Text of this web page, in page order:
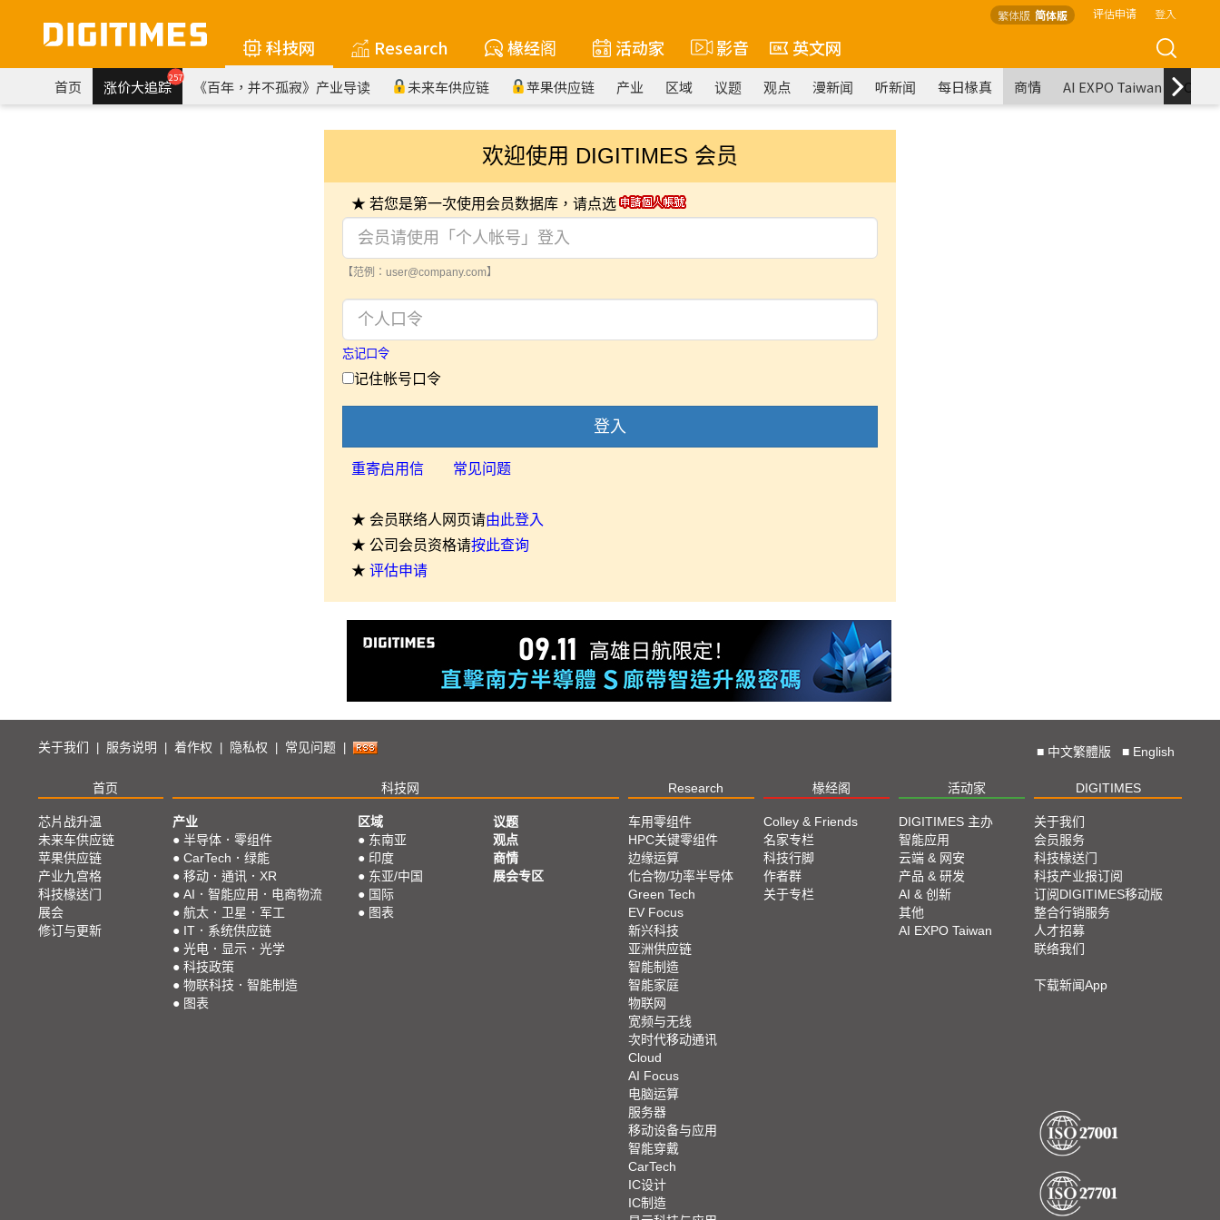
繁体版 简体版 评估申请 登入
科技网 Research 椽经阁 活动家 影音 英文网
首页 涨价大追踪257 《百年，并不孤寂》产业导读 未来车供应链 苹果供应链 产业 区域 议题 观点 漫新闻 听新闻 每日椽真 商情 AI EXPO Taiwan
欢迎使用 DIGITIMES 会员
★ 若您是第一次使用会员数据库，请点选
【范例：user@company.com】
忘记口令
记住帐号口令
登入
重寄启用信 常见问题
★ 会员联络人网页请由此登入
★ 公司会员资格请按此查询
★ 评估申请
关于我们 服务说明 着作权 隐私权 常见问题 ■ 中文繁體版 ■ English
首页 科技网 Research 椽经阁 活动家 DIGITIMES
芯片战升温
未来车供应链
苹果供应链
产业九宫格
科技椽送门
展会
修订与更新
产业
● 半导体．零组件
● CarTech．绿能
● 移动．通讯．XR
● AI．智能应用．电商物流
● 航太．卫星．军工
● IT．系统供应链
● 光电．显示．光学
● 科技政策
● 物联科技．智能制造
● 图表
区域
● 东南亚
● 印度
● 东亚/中国
● 国际
● 图表
议题
观点
商情
展会专区
车用零组件
HPC关键零组件
边缘运算
化合物/功率半导体
Green Tech
EV Focus
新兴科技
亚洲供应链
智能制造
智能家庭
物联网
宽频与无线
次时代移动通讯
Cloud
AI Focus
电脑运算
服务器
移动设备与应用
智能穿戴
CarTech
IC设计
IC制造
Colley & Friends
名家专栏
科技行脚
作者群
关于专栏
DIGITIMES 主办
智能应用
云端 & 网安
产品 & 研发
AI & 创新
其他
AI EXPO Taiwan
关于我们
会员服务
科技椽送门
科技产业报订阅
订阅DIGITIMES移动版
整合行销服务
人才招募
联络我们
下载新闻App